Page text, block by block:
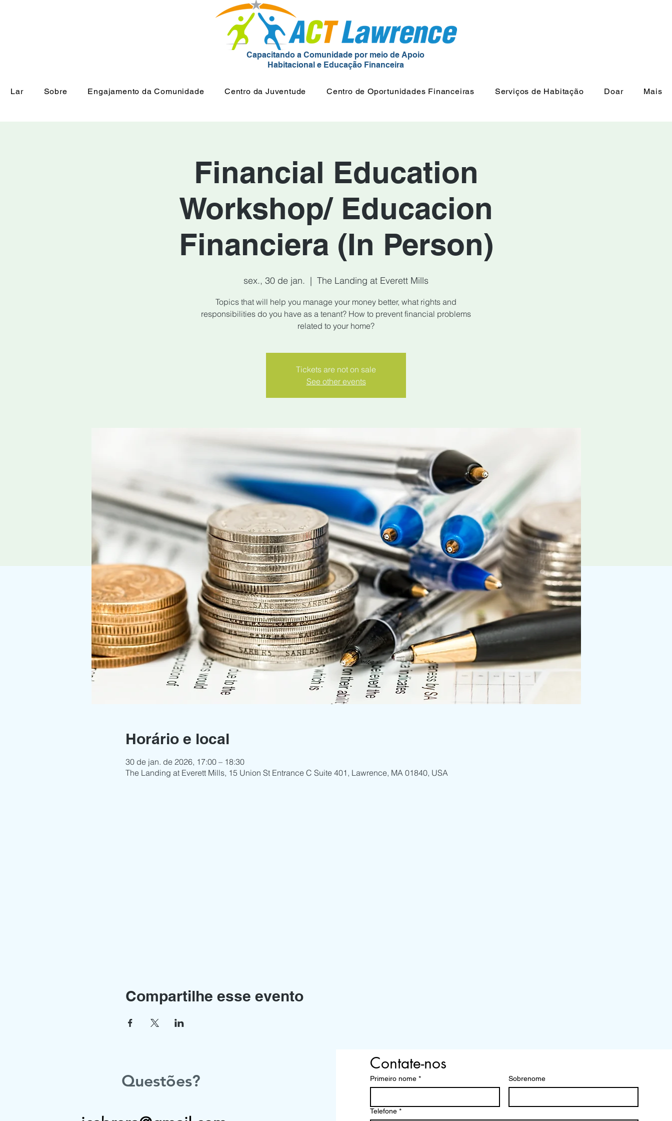
Capacitando a Comunidade por meio de Apoio
Habitacional e Educação Financeira
Lar Sobre Engajamento da Comunidade Centro da Juventude Centro de Oportunidades Financeiras Serviços de Habitação Doar Mais
Financial Education
Workshop/ Educacion
Financiera (In Person)
sex., 30 de jan.
  |
The Landing at Everett Mills
Topics that will help you manage your money better, what rights and
responsibilities do you have as a tenant? How to prevent financial problems
related to your home?
Tickets are not on sale
See other events
Horário e local
30 de jan. de 2026, 17:00 – 18:30
The Landing at Everett Mills, 15 Union St Entrance C Suite 401, Lawrence, MA 01840, USA
Compartilhe esse evento
Questões?
Contate-nos
Primeiro nome * Sobrenome
Telefone *